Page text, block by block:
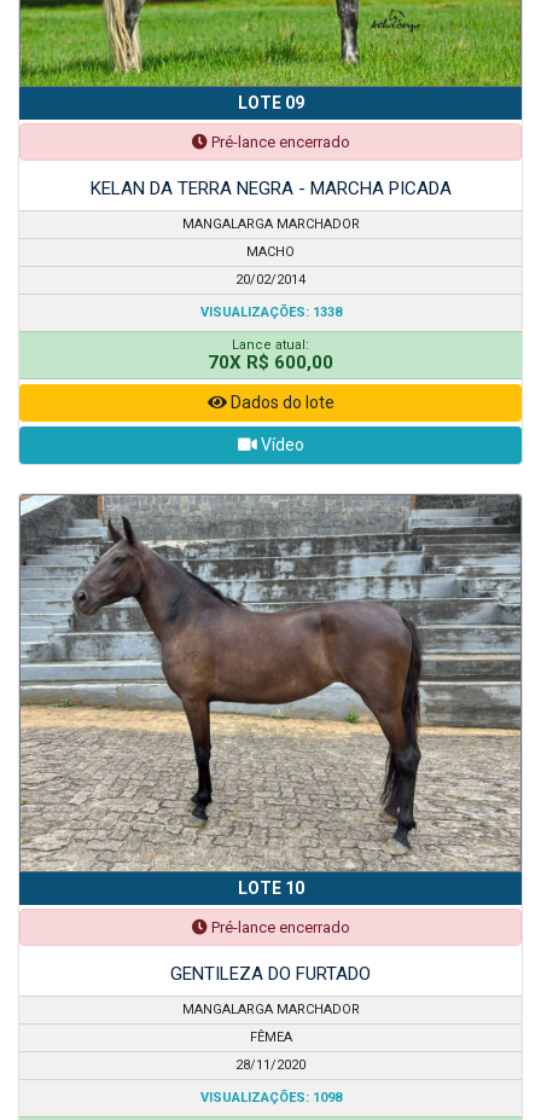
LOTE 09
Pré-lance encerrado
KELAN DA TERRA NEGRA - MARCHA PICADA
MANGALARGA MARCHADOR
MACHO
20/02/2014
VISUALIZAÇÕES: 1338
Lance atual:
70X R$ 600,00
Dados do lote
Vídeo
LOTE 10
Pré-lance encerrado
GENTILEZA DO FURTADO
MANGALARGA MARCHADOR
FÊMEA
28/11/2020
VISUALIZAÇÕES: 1098